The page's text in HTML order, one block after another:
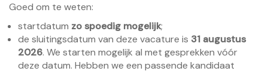
Goed om te weten:
startdatum zo spoedig mogelijk;
de sluitingsdatum van deze vacature is 31 augustus
2026. We starten mogelijk al met gesprekken vóór
deze datum. Hebben we een passende kandidaat